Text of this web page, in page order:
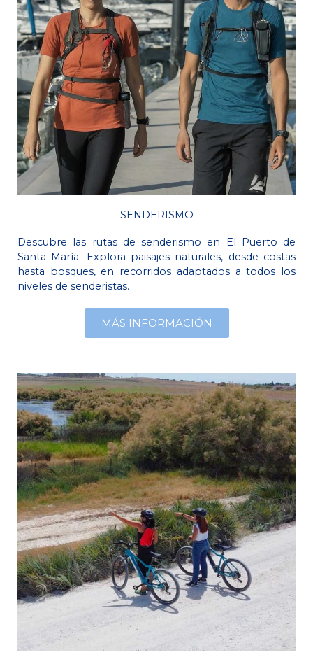
SENDERISMO
Descubre las rutas de senderismo en El Puerto de
Santa María. Explora paisajes naturales, desde costas
hasta bosques, en recorridos adaptados a todos los
niveles de senderistas.
MÁS INFORMACIÓN